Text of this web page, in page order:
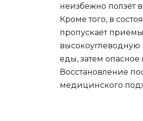
неизбежно ползёт
Кроме того, в
пропускает
высокоуглеводную
еды, затем
Восстановление
медицинского